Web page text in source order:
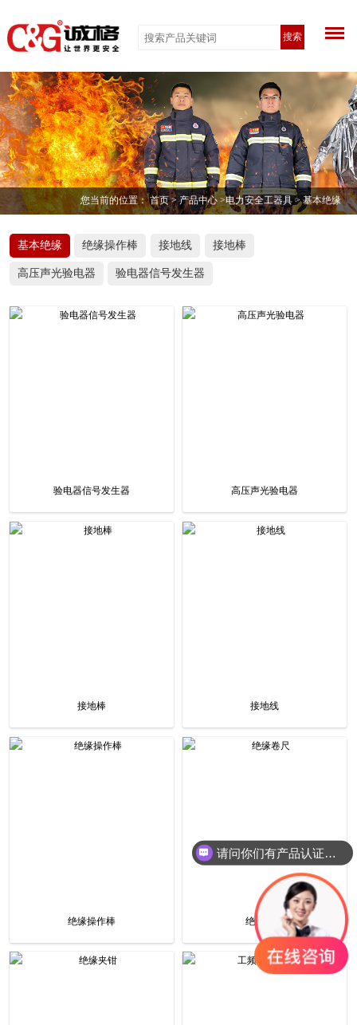
搜索
您当前的位置：首页>产品中心>电力安全工器具> 基本绝缘
基本绝缘 绝缘操作棒 接地线 接地棒
高压声光验电器 验电器信号发生器
验电器信号发生器 高压声光验电器
接地棒 接地线
绝缘操作棒 绝缘卷尺